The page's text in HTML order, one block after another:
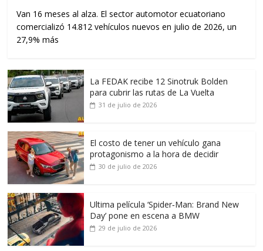
Van 16 meses al alza. El sector automotor ecuatoriano
comercializó 14.812 vehículos nuevos en julio de 2026, un
27,9% más
La FEDAK recibe 12 Sinotruk Bolden
para cubrir las rutas de La Vuelta
31 de julio de 2026
El costo de tener un vehículo gana
protagonismo a la hora de decidir
30 de julio de 2026
Ultima película ‘Spider‑Man: Brand New
Day’ pone en escena a BMW
29 de julio de 2026